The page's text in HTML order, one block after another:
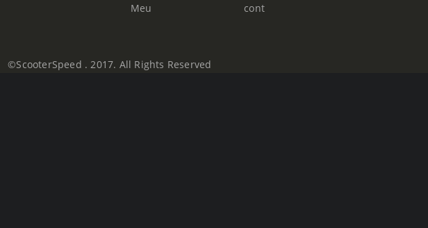
Meu
cont
©ScooterSpeed . 2017. All Rights Reserved